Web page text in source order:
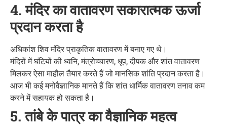
4. मंदिर का वातावरण सकारात्मक ऊर्जा
प्रदान करता है
अधिकांश शिव मंदिर प्राकृतिक वातावरण में बनाए गए थे।
मंदिरों में घंटियों की ध्वनि, मंत्रोच्चारण, धूप, दीपक और शांत वातावरण
मिलकर ऐसा माहौल तैयार करते हैं जो मानसिक शांति प्रदान करता है।
आज भी कई मनोवैज्ञानिक मानते हैं कि शांत धार्मिक वातावरण तनाव कम
करने में सहायक हो सकता है।
5. तांबे के पात्र का वैज्ञानिक महत्व